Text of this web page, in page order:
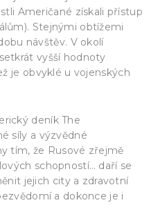
Američané získali přístup
Stejnými obtížemi
návštěv. V okolí
vyšší hodnoty
je obvyklé u vojenských
deník The
síly a výzvědné
tím, že Rusové zřejmě
schopností… daří se
jejich city a zdravotní
a dokonce je i